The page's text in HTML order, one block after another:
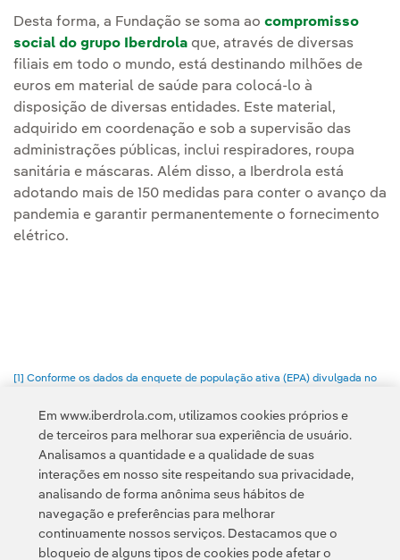
Desta forma, a Fundação se soma ao compromisso
social do grupo Iberdrola que, através de diversas
filiais em todo o mundo, está destinando milhões de
euros em material de saúde para colocá-lo à
disposição de diversas entidades. Este material,
adquirido em coordenação e sob a supervisão das
administrações públicas, inclui respiradores, roupa
sanitária e máscaras. Além disso, a Iberdrola está
adotando mais de 150 medidas para conter o avanço da
pandemia e garantir permanentemente o fornecimento
elétrico.
[1] Conforme os dados da enquete de população ativa (EPA) divulgada no
Política de Privacidade Informação legal
Em www.iberdrola.com, utilizamos cookies próprios e
de terceiros para melhorar sua experiência de usuário.
Analisamos a quantidade e a qualidade de suas
interações em nosso site respeitando sua privacidade,
analisando de forma anônima seus hábitos de
navegação e preferências para melhorar
continuamente nossos serviços. Destacamos que o
bloqueio de alguns tipos de cookies pode afetar o